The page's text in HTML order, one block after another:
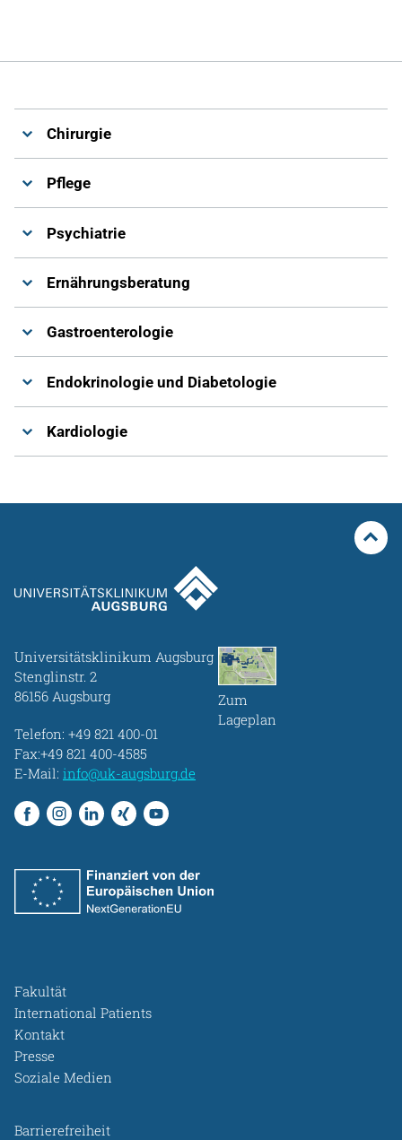
Chirurgie
Pflege
Psychiatrie
Ernährungsberatung
Gastroenterologie
Endokrinologie und Diabetologie
Kardiologie
Universitätsklinikum Augsburg
Stenglinstr. 2
86156 Augsburg
Telefon: +49 821 400-01
Fax:+49 821 400-4585
E-Mail: info@uk-augsburg.de
Zum
Lageplan
Fakultät
International Patients
Kontakt
Presse
Soziale Medien
Barrierefreiheit